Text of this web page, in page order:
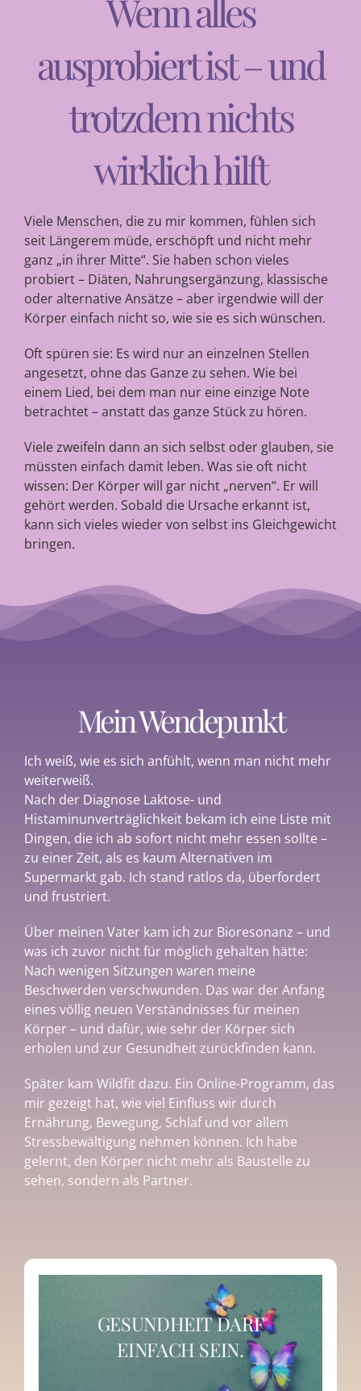
Wenn alles
ausprobiert ist – und
trotzdem nichts
wirklich hilft
Viele Menschen, die zu mir kommen, fühlen sich
seit Längerem müde, erschöpft und nicht mehr
ganz „in ihrer Mitte“. Sie haben schon vieles
probiert – Diäten, Nahrungsergänzung, klassische
oder alternative Ansätze – aber irgendwie will der
Körper einfach nicht so, wie sie es sich wünschen.
Oft spüren sie: Es wird nur an einzelnen Stellen
angesetzt, ohne das Ganze zu sehen. Wie bei
einem Lied, bei dem man nur eine einzige Note
betrachtet – anstatt das ganze Stück zu hören.
Viele zweifeln dann an sich selbst oder glauben, sie
müssten einfach damit leben. Was sie oft nicht
wissen: Der Körper will gar nicht „nerven“. Er will
gehört werden. Sobald die Ursache erkannt ist,
kann sich vieles wieder von selbst ins Gleichgewicht
bringen.
Mein Wendepunkt
Ich weiß, wie es sich anfühlt, wenn man nicht mehr
weiterweiß.
Nach der Diagnose Laktose- und
Histaminunverträglichkeit bekam ich eine Liste mit
Dingen, die ich ab sofort nicht mehr essen sollte –
zu einer Zeit, als es kaum Alternativen im
Supermarkt gab. Ich stand ratlos da, überfordert
und frustriert.
Über meinen Vater kam ich zur Bioresonanz – und
was ich zuvor nicht für möglich gehalten hätte:
Nach wenigen Sitzungen waren meine
Beschwerden verschwunden. Das war der Anfang
eines völlig neuen Verständnisses für meinen
Körper – und dafür, wie sehr der Körper sich
erholen und zur Gesundheit zurückfinden kann.
Später kam Wildfit dazu. Ein Online-Programm, das
mir gezeigt hat, wie viel Einfluss wir durch
Ernährung, Bewegung, Schlaf und vor allem
Stressbewältigung nehmen können. Ich habe
gelernt, den Körper nicht mehr als Baustelle zu
sehen, sondern als Partner.
GESUNDHEIT DARF
EINFACH SEIN.